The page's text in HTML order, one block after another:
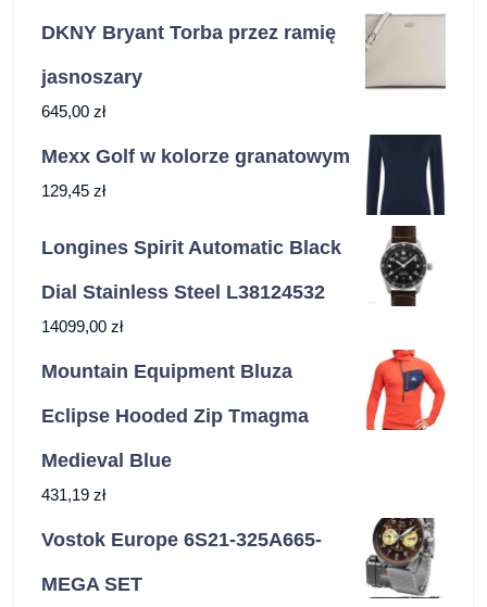
DKNY Bryant Torba przez ramię
jasnoszary
645,00 zł
Mexx Golf w kolorze granatowym
129,45 zł
Longines Spirit Automatic Black
Dial Stainless Steel L38124532
14099,00 zł
Mountain Equipment Bluza
Eclipse Hooded Zip Tmagma
Medieval Blue
431,19 zł
Vostok Europe 6S21-325A665-
MEGA SET